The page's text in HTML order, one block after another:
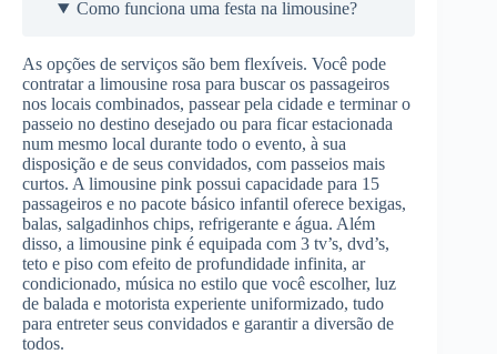
Como funciona uma festa na limousine?
As opções de serviços são bem flexíveis. Você pode
contratar a limousine rosa para buscar os passageiros
nos locais combinados, passear pela cidade e terminar o
passeio no destino desejado ou para ficar estacionada
num mesmo local durante todo o evento, à sua
disposição e de seus convidados, com passeios mais
curtos. A limousine pink possui capacidade para 15
passageiros e no pacote básico infantil oferece bexigas,
balas, salgadinhos chips, refrigerante e água. Além
disso, a limousine pink é equipada com 3 tv’s, dvd’s,
teto e piso com efeito de profundidade infinita, ar
condicionado, música no estilo que você escolher, luz
de balada e motorista experiente uniformizado, tudo
para entreter seus convidados e garantir a diversão de
todos.